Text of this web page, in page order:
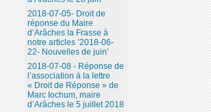
2018-07-05- Droit de
réponse du Maire
d’Arâches la Frasse à
notre articles ’2018-06-
22- Nouvelles de juin’
2018-07-08 - Réponse de
l’association à la lettre
« Droit de Réponse » de
Marc Iochum, maire
d’Arâches le 5 juillet 2018